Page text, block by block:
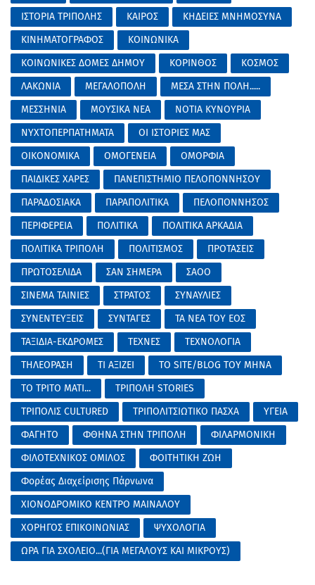
ΙΣΤΟΡΙΑ ΤΡΙΠΟΛΗΣ
ΚΑΙΡΟΣ
ΚΗΔΕΙΕΣ ΜΝΗΜΟΣΥΝΑ
ΚΙΝΗΜΑΤΟΓΡΑΦΟΣ
ΚΟΙΝΩΝΙΚΑ
ΚΟΙΝΩΝΙΚΕΣ ΔΟΜΕΣ ΔΗΜΟΥ
ΚΟΡΙΝΘΟΣ
ΚΟΣΜΟΣ
ΛΑΚΩΝΙΑ
ΜΕΓΑΛΟΠΟΛΗ
ΜΕΣΑ ΣΤΗΝ ΠΟΛΗ.....
ΜΕΣΣΗΝΙΑ
ΜΟΥΣΙΚΑ ΝΕΑ
ΝΟΤΙΑ ΚΥΝΟΥΡΙΑ
ΝΥΧΤΟΠΕΡΠΑΤΗΜΑΤΑ
ΟΙ ΙΣΤΟΡΙΕΣ ΜΑΣ
ΟΙΚΟΝΟΜΙΚΑ
ΟΜΟΓΕΝΕΙΑ
ΟΜΟΡΦΙΑ
ΠΑΙΔΙΚΕΣ ΧΑΡΕΣ
ΠΑΝΕΠΙΣΤΗΜΙΟ ΠΕΛΟΠΟΝΝΗΣΟΥ
ΠΑΡΑΔΟΣΙΑΚΑ
ΠΑΡΑΠΟΛΙΤΙΚΑ
ΠΕΛΟΠΟΝΝΗΣΟΣ
ΠΕΡΙΦΕΡΕΙΑ
ΠΟΛΙΤΙΚΑ
ΠΟΛΙΤΙΚΑ ΑΡΚΑΔΙΑ
ΠΟΛΙΤΙΚΑ ΤΡΙΠΟΛΗ
ΠΟΛΙΤΙΣΜΟΣ
ΠΡΟΤΑΣΕΙΣ
ΠΡΩΤΟΣΕΛΙΔΑ
ΣΑΝ ΣΗΜΕΡΑ
ΣΑΟΟ
ΣΙΝΕΜΑ ΤΑΙΝΙΕΣ
ΣΤΡΑΤΟΣ
ΣΥΝΑΥΛΙΕΣ
ΣΥΝΕΝΤΕΥΞΕΙΣ
ΣΥΝΤΑΓΕΣ
ΤΑ ΝΕΑ ΤΟΥ ΕΟΣ
ΤΑΞΙΔΙΑ-ΕΚΔΡΟΜΕΣ
ΤΕΧΝΕΣ
ΤΕΧΝΟΛΟΓΙΑ
ΤΗΛΕΟΡΑΣΗ
ΤΙ ΑΞΙΖΕΙ
ΤΟ SITE/BLOG ΤΟΥ ΜΗΝΑ
ΤΟ ΤΡΙΤΟ ΜΑΤΙ...
ΤΡΙΠΟΛΗ STORIES
ΤΡΙΠΟΛΙΣ CULTURED
ΤΡΙΠΟΛΙΤΣΙΩΤΙΚΟ ΠΑΣΧΑ
ΥΓΕΙΑ
ΦΑΓΗΤΟ
ΦΘΗΝΑ ΣΤΗΝ ΤΡΙΠΟΛΗ
ΦΙΛΑΡΜΟΝΙΚΗ
ΦΙΛΟΤΕΧΝΙΚΟΣ ΟΜΙΛΟΣ
ΦΟΙΤΗΤΙΚΗ ΖΩΗ
Φορέας Διαχείρισης Πάρνωνα
ΧΙΟΝΟΔΡΟΜΙΚΟ ΚΕΝΤΡΟ ΜΑΙΝΑΛΟΥ
ΧΟΡΗΓΟΣ ΕΠΙΚΟΙΝΩΝΙΑΣ
ΨΥΧΟΛΟΓΙΑ
ΩΡΑ ΓΙΑ ΣΧΟΛΕΙΟ...(ΓΙΑ ΜΕΓΑΛΟΥΣ ΚΑΙ ΜΙΚΡΟΥΣ)